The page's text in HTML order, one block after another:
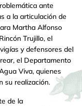
ante
a la articulación de
Martha Alfonso
Trujillo, el
y defensores del
el Departamento
Viva, quienes
su realización.
de la